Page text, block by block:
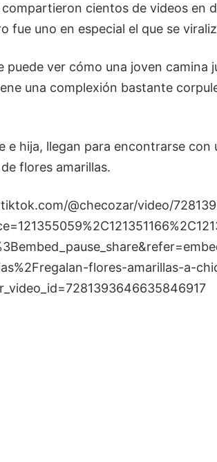
compartieron cientos de videos en
fue uno en especial el que se
puede ver cómo una joven camina
una complexión bastante
e hija, llegan para encontrarse
flores amarillas.
@checozar/video/
flores-amarillas-a-